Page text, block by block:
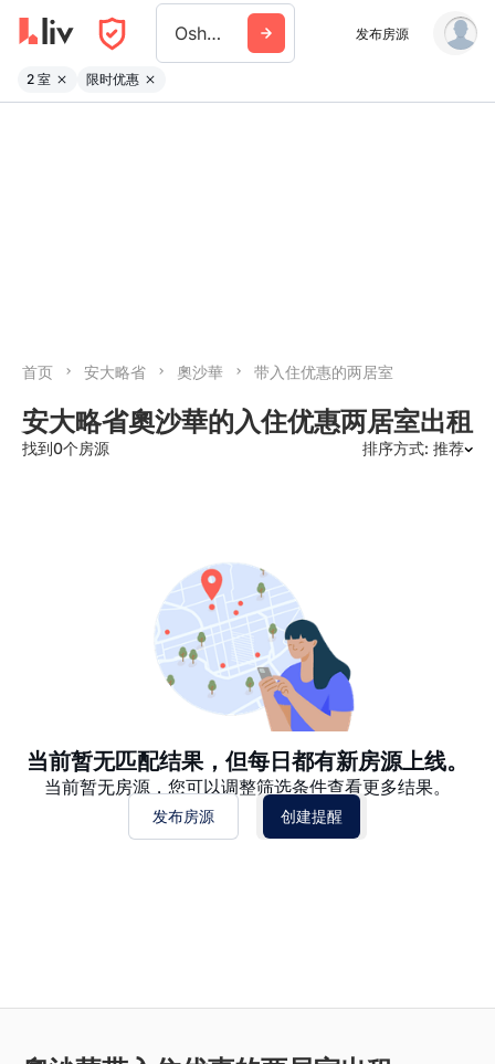
Oshawa 发布房源
2 室 限时优惠
首页 安大略省 奧沙華 带入住优惠的两居室
安大略省奧沙華的入住优惠两居室出租
找到0个房源 排序方式: 推荐
当前暂无匹配结果，但每日都有新房源上线。
当前暂无房源，您可以调整筛选条件查看更多结果。
发布房源 创建提醒